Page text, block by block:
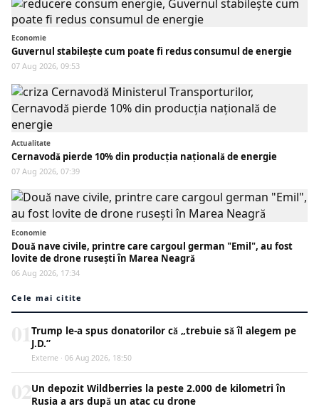
Economie
Guvernul stabilește cum poate fi redus consumul de energie
07 Aug 2026, 09:53
Actualitate
Cernavodă pierde 10% din producția națională de energie
07 Aug 2026, 07:39
Economie
Două nave civile, printre care cargoul german "Emil", au fost
lovite de drone rusești în Marea Neagră
06 Aug 2026, 17:34
Cele mai citite
Trump le-a spus donatorilor că „trebuie să îl alegem pe
J.D.”
Externe · 06 Aug 2026, 18:50
Un depozit Wildberries la peste 2.000 de kilometri în
Rusia a ars după un atac cu drone